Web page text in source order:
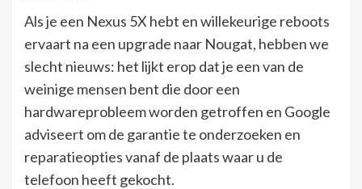
Als je een Nexus 5X hebt en willekeurige reboots
ervaart na een upgrade naar Nougat, hebben we
slecht nieuws: het lijkt erop dat je een van de
weinige mensen bent die door een
hardwareprobleem worden getroffen en Google
adviseert om de garantie te onderzoeken en
reparatieopties vanaf de plaats waar u de
telefoon heeft gekocht.